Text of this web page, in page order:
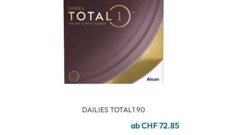
DAILIES TOTAL1 90
ab CHF 72.85